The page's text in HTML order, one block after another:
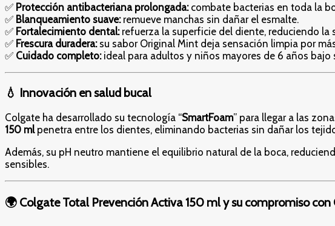
✅ Protección antibacteriana prolongada:combate bacterias en toda la
✅ Blanqueamiento suave:remueve manchas sin dañar el esmalte.
✅ Fortalecimiento dental:refuerza la superficie del diente, reduciendo la
✅ Frescura duradera:su sabor Original Mint deja sensación limpia por
✅ Cuidado completo:ideal para adultos y niños mayores de 6 años bajo
💧 Innovación en salud bucal
Colgate ha desarrollado su tecnología “SmartFoam” para llegar a las
150 mlpenetra entre los dientes, eliminando bacterias sin dañar los
Además, su pH neutro mantiene el equilibrio natural de la boca,
sensibles.
🌍 Colgate Total Prevención Activa 150 ml y su compromiso con